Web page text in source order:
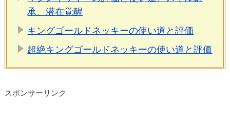
承、潜在覚醒
キングゴールドネッキーの使い道と評価
超絶キングゴールドネッキーの使い道と評価
スポンサーリンク